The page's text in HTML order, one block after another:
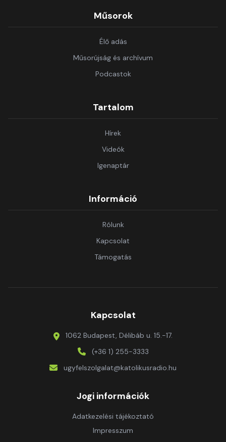
Műsorok
Élő adás
Műsorújság és archívum
Podcastok
Tartalom
Hírek
Videók
Igenaptár
Információ
Rólunk
Kapcsolat
Támogatás
Kapcsolat
1062 Budapest, Délibáb u. 15.-17.
(+36 1) 255-3333
ugyfelszolgalat@katolikusradio.hu
Jogi információk
Adatkezelési tájékoztató
Impresszum